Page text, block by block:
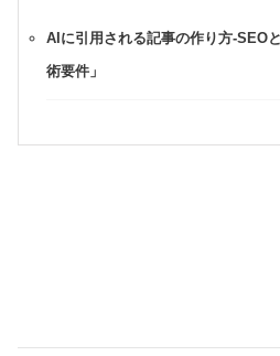
AIに引用される記事の作り方-SEO
術要件」